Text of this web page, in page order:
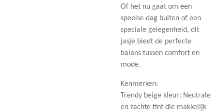
Of het nu gaat om een
speelse dag buiten of een
speciale gelegenheid, dit
jasje biedt de perfecte
balans tussen comfort en
mode.
Kenmerken:
Trendy beige kleur: Neutrale
en zachte tint die makkelijk